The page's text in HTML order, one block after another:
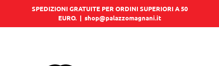
SPEDIZIONI GRATUITE PER ORDINI SUPERIORI A 50
EURO. | shop@palazzomagnani.it